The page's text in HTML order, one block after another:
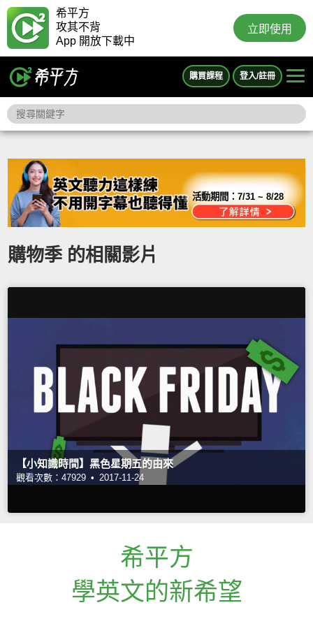
希平方
攻其不背
App 開放下載中
立即使用
購買課程 登入/註冊
活動期間：7/31 ~ 8/28
購物季 的相關影片
【小知識時間】黑色星期五的由來
觀看次數：47929 • 2017-11-24
希平方
學英文的新希望